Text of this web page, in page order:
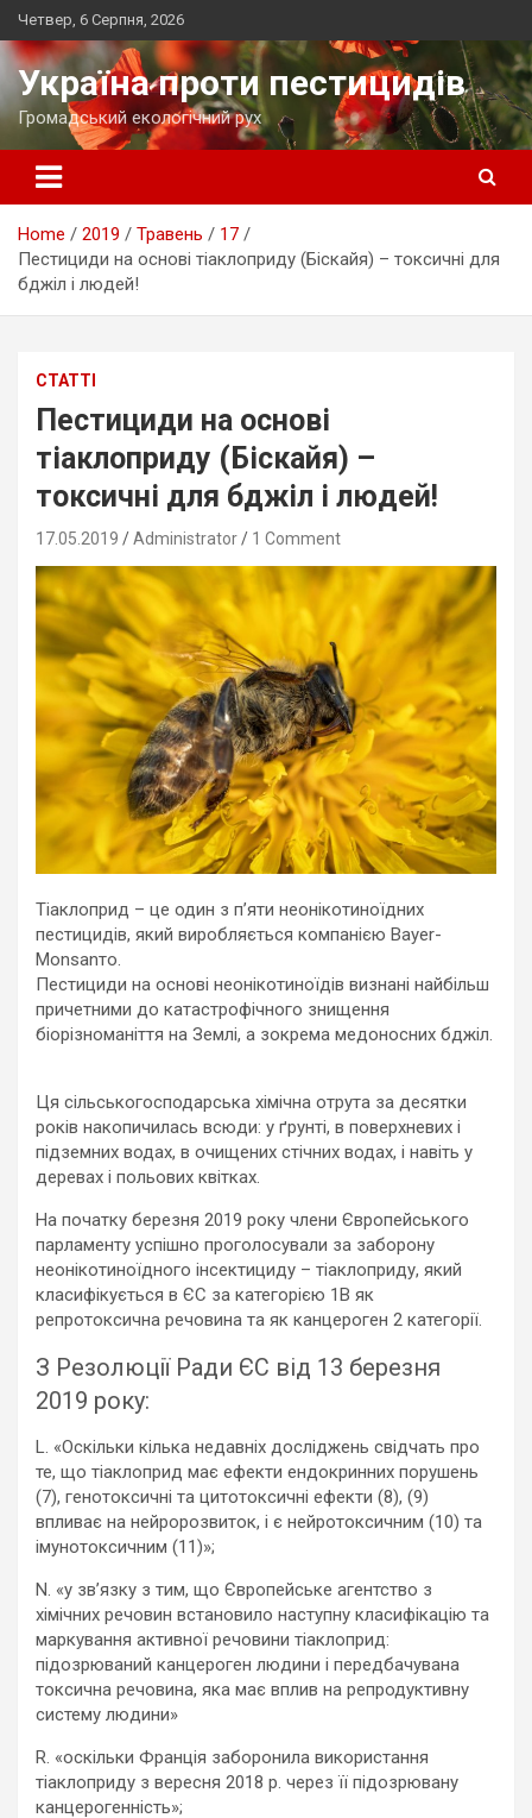
Skip
to
content
Четвер, 6 Серпня, 2026
Україна проти пестицидів
Громадський екологічний рух
Home 2019 Травень
17
Пестициди на основі тіаклоприду (Біскайя) – токсичні для
бджіл і людей!
СТАТТІ
Пестициди на основі
тіаклоприду (Біскайя) –
токсичні для бджіл і людей!
17.05.2019 Administrator 1 Comment
Тіаклоприд – це один з п’яти неонікотиноїдних
пестицидів, який виробляється компанією Bayer-
Monsanто.
Пестициди на основі неонікотиноїдів визнані найбільш
причетними до катастрофічного знищення
біорізноманіття на Землі, а зокрема медоносних бджіл.
Ця сільськогосподарська хімічна отрута за десятки
років накопичилась всюди: у ґрунті, в поверхневих і
підземних водах, в очищених стічних водах, і навіть у
деревах і польових квітках.
На початку березня 2019 року члени Європейського
парламенту успішно проголосували за заборону
неонікотиноїдного інсектициду – тіаклоприду, який
класифікується в ЄС за категорією 1B як
репротоксична речовина та як канцероген 2 категорії.
З Резолюції Ради ЄС від 13 березня
2019 року:
L. «Оскільки кілька недавніх досліджень свідчать про
те, що тіаклоприд має ефекти ендокринних порушень
(7), генотоксичні та цитотоксичні ефекти (8), (9)
впливає на нейророзвиток, і є нейротоксичним (10) та
імунотоксичним (11)»;
N. «у зв’язку з тим, що Європейське агентство з
хімічних речовин встановило наступну класифікацію та
маркування активної речовини тіаклоприд:
підозрюваний канцероген людини і передбачувана
токсична речовина, яка має вплив на репродуктивну
систему людини»
R. «оскільки Франція заборонила використання
тіаклоприду з вересня 2018 р. через її підозрювану
канцерогенність»;